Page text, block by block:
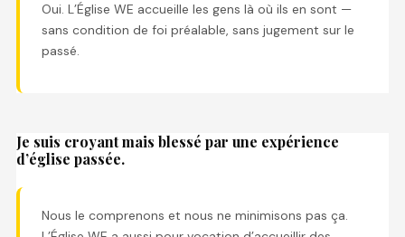
Oui. L’Église WE accueille les gens là où ils en sont —
sans condition de foi préalable, sans jugement sur le
passé.
Je suis croyant mais blessé par une expérience
d’église passée.
Nous le comprenons et nous ne minimisons pas ça.